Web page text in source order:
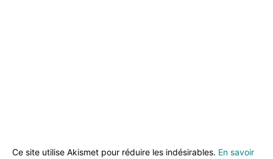
Ce site utilise Akismet pour réduire les indésirables. En savoir